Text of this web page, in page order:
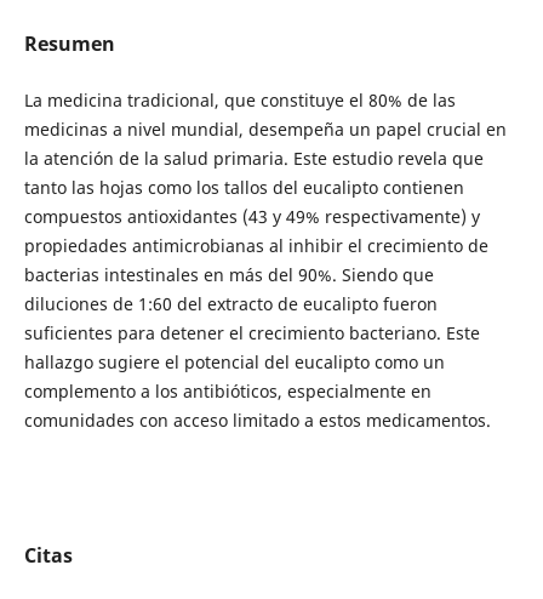
Resumen
La medicina tradicional, que constituye el 80% de las
medicinas a nivel mundial, desempeña un papel crucial en
la atención de la salud primaria. Este estudio revela que
tanto las hojas como los tallos del eucalipto contienen
compuestos antioxidantes (43 y 49% respectivamente) y
propiedades antimicrobianas al inhibir el crecimiento de
bacterias intestinales en más del 90%. Siendo que
diluciones de 1:60 del extracto de eucalipto fueron
suficientes para detener el crecimiento bacteriano. Este
hallazgo sugiere el potencial del eucalipto como un
complemento a los antibióticos, especialmente en
comunidades con acceso limitado a estos medicamentos.
Citas